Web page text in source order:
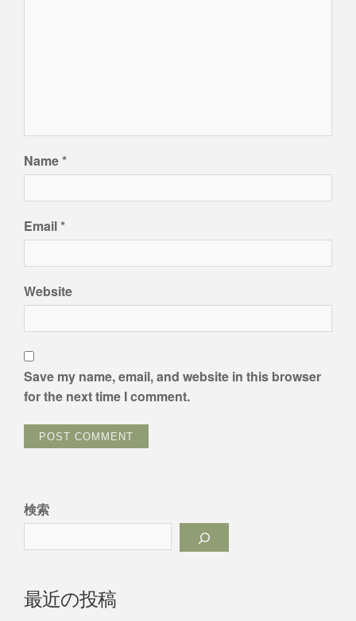
Name*
Email*
Website
Save my name, email, and website in this browser
for the next time I comment.
検索
最近の投稿